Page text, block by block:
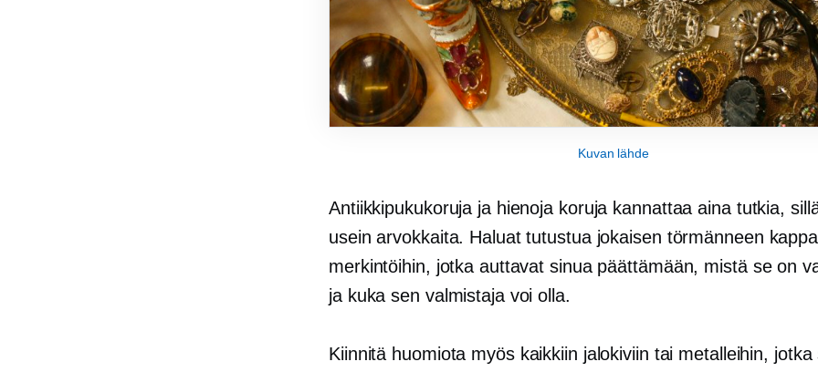
Kuvan lähde
Antiikkipukukoruja ja hienoja koruja kannattaa aina tutkia,
usein arvokkaita. Haluat tutustua jokaisen törmänneen
merkintöihin, jotka auttavat sinua päättämään, mistä se on
ja kuka sen valmistaja voi olla.
Kiinnitä huomiota myös kaikkiin jalokiviin tai metalleihin,